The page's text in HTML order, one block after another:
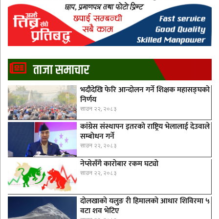
ताजा समाचार
भदौदेखि फेरि आन्दोलन गर्ने शिक्षक महासङ्घको
निर्णय
साउन २२, २०८३
कांग्रेस संस्थापन इतरको राष्ट्रिय भेलालाई देउवाले
सम्बोधन गर्ने
साउन २२, २०८३
नेप्सेसँगै काराेबार रकम घट्याे
साउन २२, २०८३
दोलखाको यलुङ री हिमालको आधार शिविरमा ५
वटा शव भेटिए